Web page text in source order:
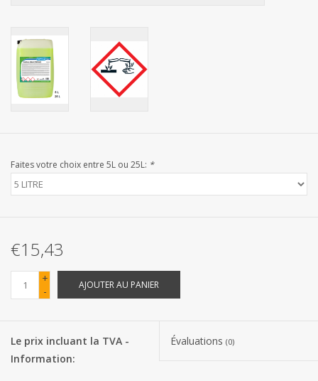
Matériel d'emballage
Fournitures de bureau
Produits Covid-19
Bonbons de carnaval
Cadeaux de Pâques
Faites votre choix entre 5L ou 25L: *
€15,43
+
-
AJOUTER AU PANIER
Le prix incluant la TVA -
Information:
Évaluations (0)